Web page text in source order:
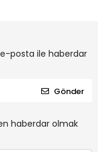
posta ile haberdar
Gönder
haberdar olmak